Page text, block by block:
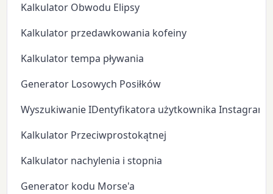
Kalkulator Obwodu Elipsy
Kalkulator przedawkowania kofeiny
Kalkulator tempa pływania
Generator Losowych Posiłków
Wyszukiwanie IDentyfikatora użytkownika Instagram
Kalkulator Przeciwprostokątnej
Kalkulator nachylenia i stopnia
Generator kodu Morse'a